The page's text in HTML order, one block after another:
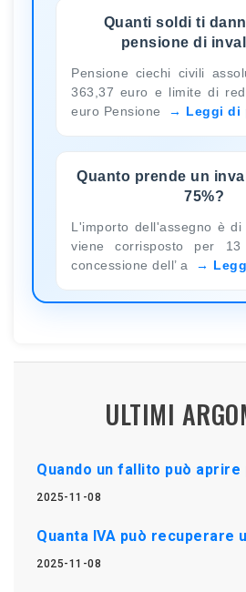
Quanti soldi ti
pensione di
Pensione ciechi civili
363,37 euro e limite di
euro Pensione
Leggi di
Quanto prende un
75%?
L'importo dell'assegno è
viene corrisposto per
concessione dell’ a
ULTIMI
Quando un fallito può aprire
2025-11-08
Quanta IVA può recuperare
2025-11-08